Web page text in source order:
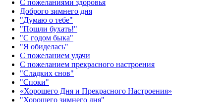
С пожеланиями здоровья
Доброго зимнего дня
"Думаю о тебе"
"Пошли бухать!"
"С годом быка"
"Я обиделась"
С пожеланием удачи
С пожеланием прекрасного настроения
"Сладких снов"
"Споки"
«Хорошего Дня и Прекрасного Настроения»
"Хорошего зимнего дня"